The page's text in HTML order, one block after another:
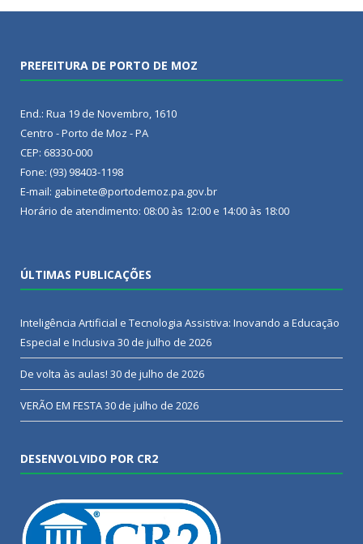
PREFEITURA DE PORTO DE MOZ
End.: Rua 19 de Novembro, 1610
Centro - Porto de Moz - PA
CEP: 68330-000
Fone: (93) 98403-1198
E-mail: gabinete@portodemoz.pa.gov.br
Horário de atendimento: 08:00 às 12:00 e 14:00 às 18:00
ÚLTIMAS PUBLICAÇÕES
Inteligência Artificial e Tecnologia Assistiva: Inovando a Educação
Especial e Inclusiva 30 de julho de 2026
De volta às aulas! 30 de julho de 2026
VERÃO EM FESTA30 de julho de 2026
DESENVOLVIDO POR CR2